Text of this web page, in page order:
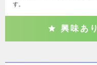
す。
興味あり